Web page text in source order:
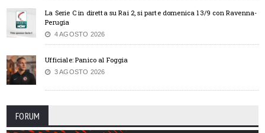
La Serie C in diretta su Rai 2, si parte domenica 13/9 con Ravenna-
Perugia
4 AGOSTO 2026
Ufficiale: Panico al Foggia
3 AGOSTO 2026
FORUM